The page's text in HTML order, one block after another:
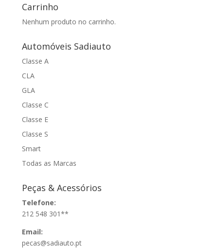
Carrinho
Nenhum produto no carrinho.
Automóveis Sadiauto
Classe A
CLA
GLA
Classe C
Classe E
Classe S
Smart
Todas as Marcas
Peças & Acessórios
Telefone:
212 548 301**
Email:
pecas@sadiauto.pt